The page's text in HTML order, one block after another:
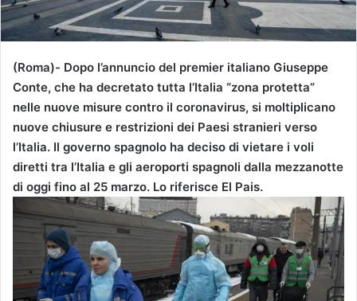
i
l
(Roma)- Dopo l’annuncio del premier italiano Giuseppe
Conte, che ha decretato tutta l’Italia “zona protetta”
nelle nuove misure contro il coronavirus, si moltiplicano
nuove chiusure e restrizioni dei Paesi stranieri verso
l’Italia. Il governo spagnolo ha deciso di vietare i voli
diretti tra l’Italia e gli aeroporti spagnoli dalla mezzanotte
di oggi fino al 25 marzo. Lo riferisce El Pais.